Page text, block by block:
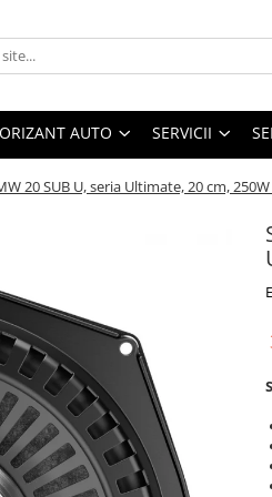
AUTO SERVICII
20 SUB U, seria Ultimate, 20 cm,